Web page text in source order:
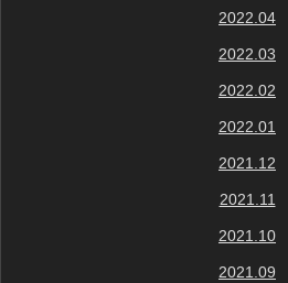
2022.04
2022.03
2022.02
2022.01
2021.12
2021.11
2021.10
2021.09